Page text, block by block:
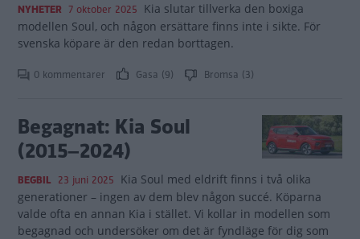
NYHETER 7 oktober 2025 Kia slutar tillverka den boxiga
modellen Soul, och någon ersättare finns inte i sikte. För
svenska köpare är den redan borttagen.
0 kommentarer Gasa (9) Bromsa (3)
Begagnat: Kia Soul
(2015–2024)
BEGBIL 23 juni 2025 Kia Soul med eldrift finns i två olika
generationer – ingen av dem blev någon succé. Köparna
valde ofta en annan Kia i stället. Vi kollar in modellen som
begagnad och undersöker om det är fyndläge för dig som